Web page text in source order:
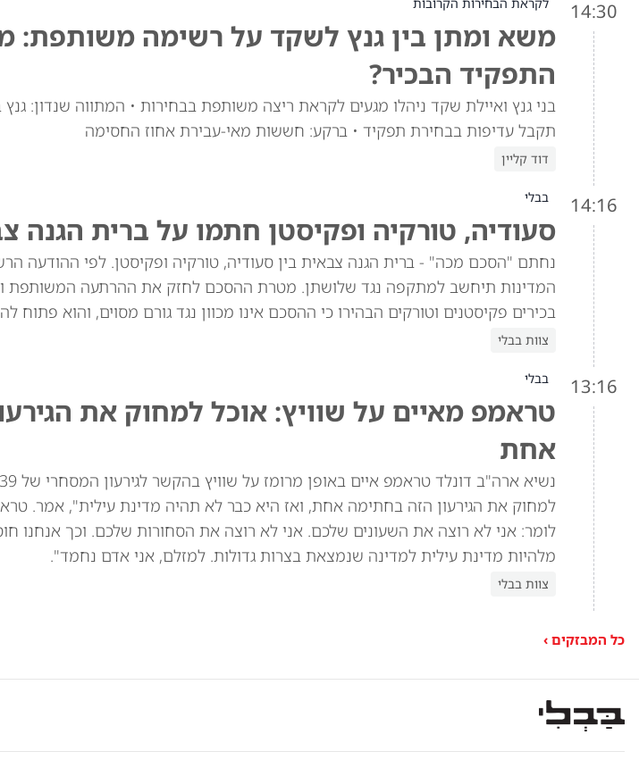
14:30 לקראת הבחירות הקרובות
משא ומתן בין גנץ לשקד על רשימה משותפת:
התפקיד הבכיר?
בני גנץ ואיילת שקד ניהלו מגעים לקראת ריצה משותפת בבחירות • המתווה שנדון:
תקבל עדיפות בבחירת תפקיד • ברקע: חששות מאי-עבירת אחוז החסימה
דוד קליין
14:16 בבלי
סעודיה, טורקיה ופקיסטן חתמו על ברית
נחתם "הסכם מכה" - ברית הגנה צבאית בין סעודיה, טורקיה ופקיסטן. לפי ההודעה
המדינות תיחשב למתקפה נגד שלושתן. מטרת ההסכם לחזק את ההרתעה המשותפת
בכירים פקיסטנים וטורקים הבהירו כי ההסכם אינו מכוון נגד גורם מסוים, והוא פתוח
צוות בבלי
13:16 בבלי
טראמפ מאיים על שוויץ: אוכל למחוק את
אחת
למחוק את הגירעון הזה בחתימה אחת, ואז היא כבר לא תהיה מדינת עילית", אמר.
מלהיות מדינת עילית למדינה שנמצאת בצרות גדולות. למזלם, אני אדם נחמד".
צוות בבלי
כל המבזקים ›